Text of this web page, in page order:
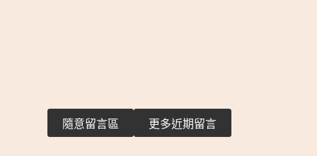
隨意留言區 更多近期留言